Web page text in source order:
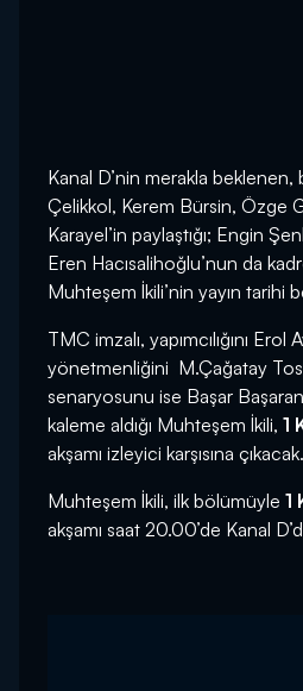
Kanal D’nin merakla beklenen,
Çelikkol, Kerem Bürsin, Özge
Karayel’in paylaştığı; Engin
Eren Hacısalihoğlu’nun da
Muhteşem İkili’nin yayın tarihi
TMC imzalı, yapımcılığını Erol
yönetmenliğini M.Çağatay
senaryosunu ise Başar
kaleme aldığı Muhteşem İkili, 1
akşamı izleyici karşısına çıkacak.
Muhteşem İkili, ilk bölümüyle 1
akşamı saat 20.00’de Kanal